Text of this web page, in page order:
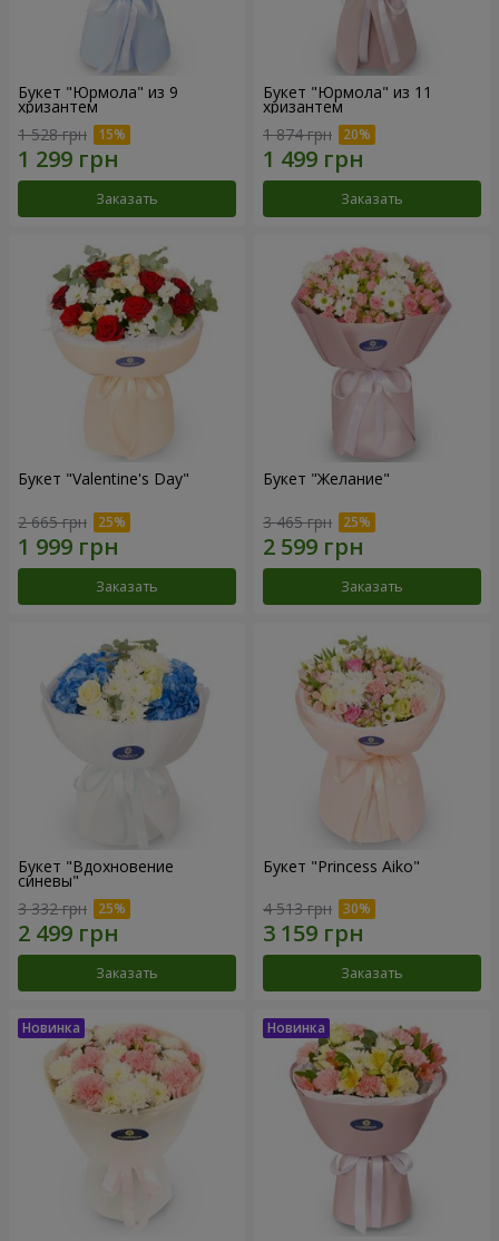
Букет "Юрмола" из 9
хризантем
1 528 грн
Заказать
Букет "Юрмола" из 11
хризантем
1 874 грн
Заказать
Букет "Valentine's Day"
2 665 грн
Заказать
Букет "Желание"
3 465 грн
Заказать
Букет "Вдохновение
синевы"
3 332 грн
Заказать
Букет "Princess Aiko"
4 513 грн
Заказать